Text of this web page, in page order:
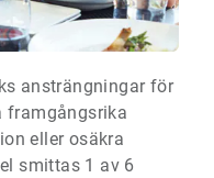
ansträngningar för
framgångsrika
eller osäkra
smittas 1 av 6